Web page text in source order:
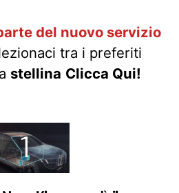
del nuovo servizio
tra i preferiti
stellina Clicca Qui!